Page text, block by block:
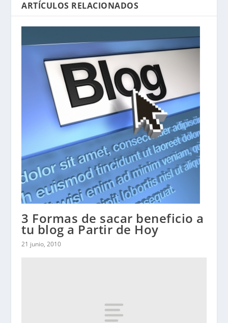
ARTÍCULOS RELACIONADOS
3 Formas de sacar beneficio a
tu blog a Partir de Hoy
21 junio, 2010